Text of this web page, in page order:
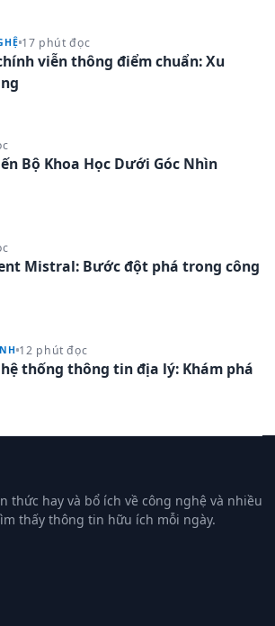
17 phút đọc
viễn thông điểm chuẩn: Xu
Bộ Khoa Học Dưới Góc Nhìn
Mistral: Bước đột phá trong công
12 phút đọc
thống thông tin địa lý: Khám phá
thức hay và bổ ích về công nghệ và nhiều
thấy thông tin hữu ích mỗi ngày.